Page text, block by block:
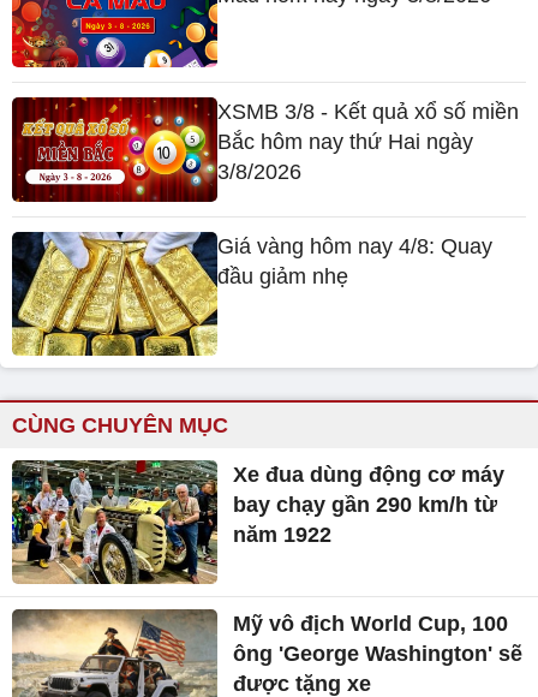
XSMB 3/8 - Kết quả xổ số miền
Bắc hôm nay thứ Hai ngày
3/8/2026
Giá vàng hôm nay 4/8: Quay
đầu giảm nhẹ
CÙNG CHUYÊN MỤC
Xe đua dùng động cơ máy
bay chạy gần 290 km/h từ
năm 1922
Mỹ vô địch World Cup, 100
ông 'George Washington' sẽ
được tặng xe